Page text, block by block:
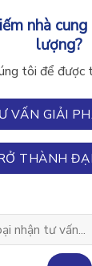
nhà
lượng?
tôi để được
VẤN GIẢI
THÀNH